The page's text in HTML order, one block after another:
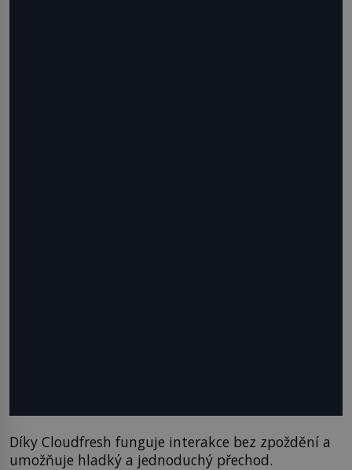
Díky Cloudfresh funguje interakce bez zpoždění a
umožňuje hladký a jednoduchý přechod.